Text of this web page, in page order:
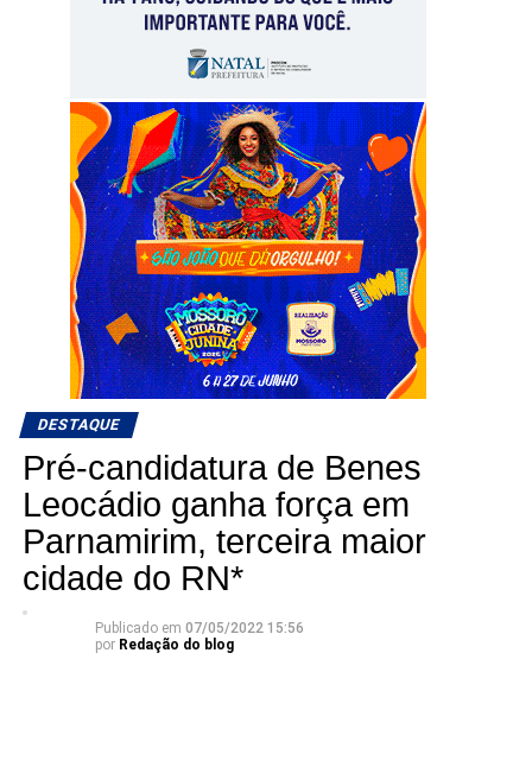
DESTAQUE
Pré-candidatura de Benes
Leocádio ganha força em
Parnamirim, terceira maior
cidade do RN*
Publicado em 07/05/2022 15:56
por Redação do blog